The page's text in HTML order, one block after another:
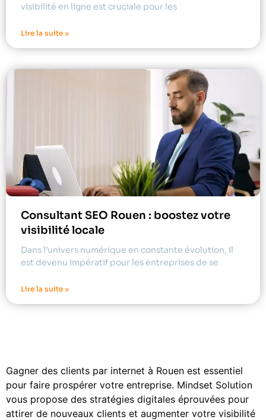
visibilité en ligne est cruciale pour les
Lire la suite »
Consultant SEO Rouen : boostez votre
visibilité locale
Dans l’univers numérique en constante évolution, il
est devenu impératif pour les entreprises de se
Lire la suite »
Gagner des clients par internet à Rouen est essentiel
pour faire prospérer votre entreprise. Mindset Solution
vous propose des stratégies digitales éprouvées pour
attirer de nouveaux clients et augmenter votre visibilité